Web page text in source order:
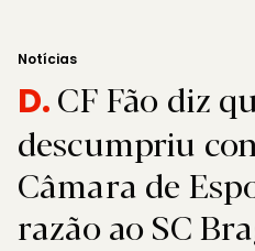
Notícias
D.CF Fão diz
descumpriu
Câmara de
razão ao SC